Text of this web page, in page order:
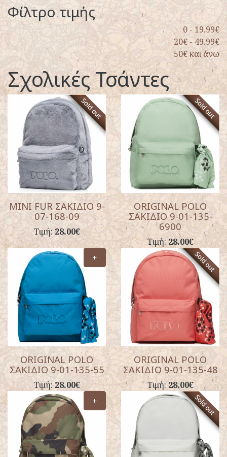
Φίλτρο τιμής
0 - 19.99€
20€ - 49.99€
50€ και άνω
Σχολικές Τσάντες
MINI FUR ΣΑΚΙΔΙΟ 9-
07-168-09
Τιμή: 28.00€
ORIGINAL POLO
ΣΑΚΙΔΙΟ 9-01-135-
6900
Τιμή:28.00€
+
ORIGINAL POLO
ΣΑΚΙΔΙΟ 9-01-135-55
Τιμή:28.00€
ORIGINAL POLO
ΣΑΚΙΔΙΟ 9-01-135-48
Τιμή:28.00€
+